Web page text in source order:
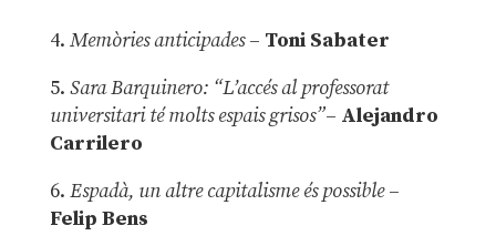
4. Memòries anticipades– Toni Sabater
5. Sara Barquinero: “L’accés al professorat
universitari té molts espais grisos”– Alejandro
Carrilero
6. Espadà, un altre capitalisme és possible –
Felip Bens